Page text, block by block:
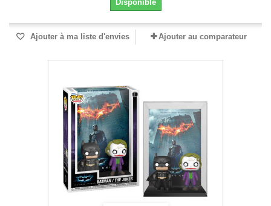
Disponible
Ajouter à ma liste d'envies Ajouter au comparateur